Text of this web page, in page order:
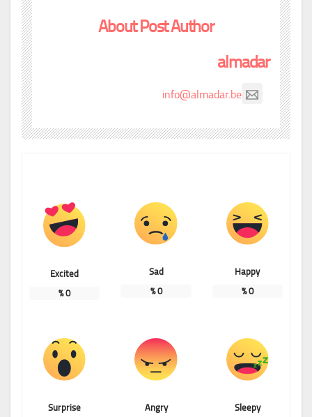
About Post Author
almadar
info@almadar.be
Happy
0
%
Sad
0
%
Excited
0
%
Sleepy
Angry
Surprise